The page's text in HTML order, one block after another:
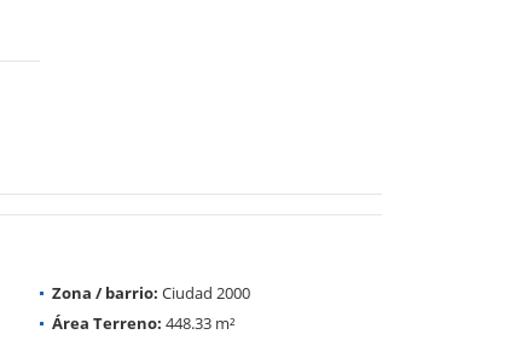
Zona / barrio: Ciudad 2000
Área Terreno: 448.33 m²